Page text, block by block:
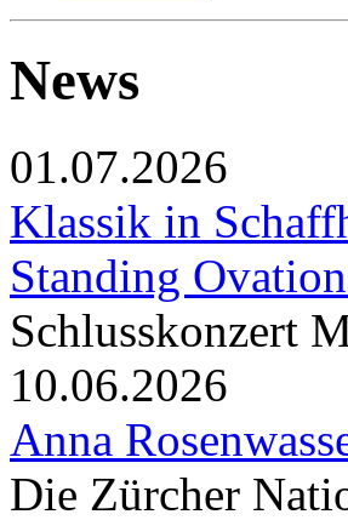
News
01.07.2026
Klassik in
Standing
Schlusskonzert
10.06.2026
Anna
Die Zürcher